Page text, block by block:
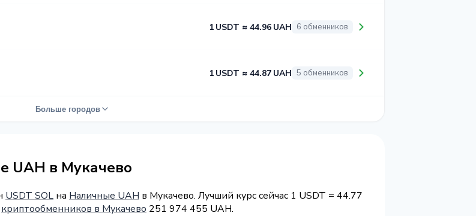
1 USDT ≈ 44.96 UAH 6 обменников
1 USDT ≈ 44.87 UAH 5 обменников
Больше городов
UAH в Мукачево
USDT SOL на Наличные UAH в Мукачево. Лучший курс сейчас 1 USDT = 44.77
криптообменников в Мукачево 251 974 455 UAH.